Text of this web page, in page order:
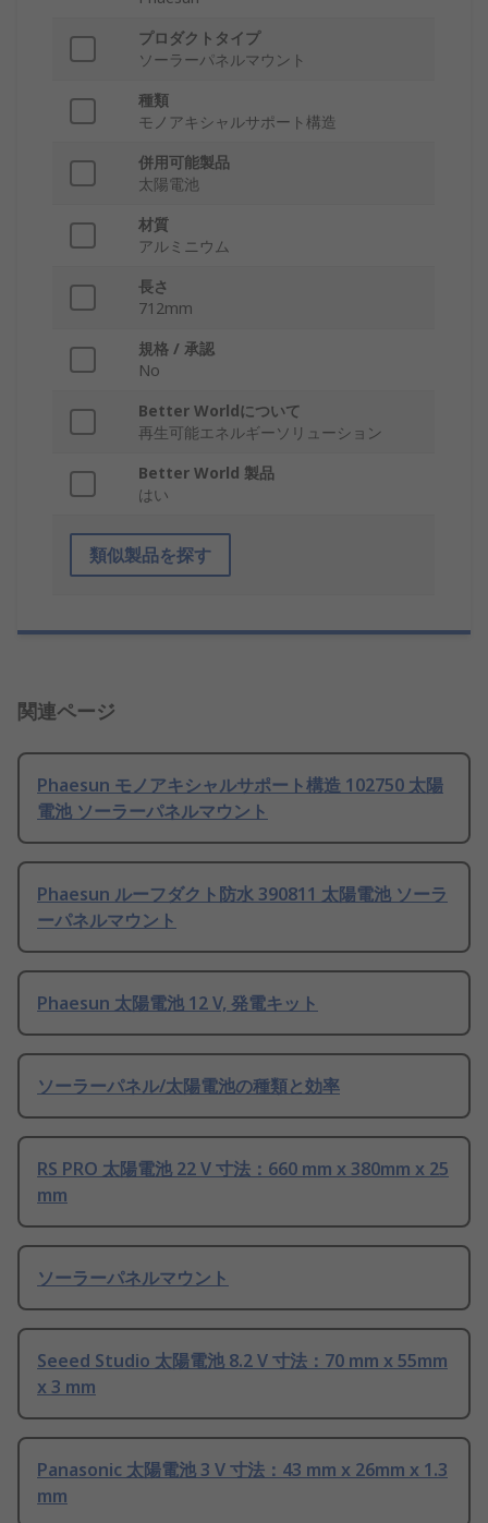
プロダクトタイプ
ソーラーパネルマウント
種類
モノアキシャルサポート構造
併用可能製品
太陽電池
材質
アルミニウム
長さ
712mm
規格 / 承認
No
Better Worldについて
再生可能エネルギーソリューション
Better World 製品
はい
類似製品を探す
関連ページ
Phaesun モノアキシャルサポート構造 102750 太陽
電池 ソーラーパネルマウント
Phaesun ルーフダクト防水 390811 太陽電池 ソーラ
ーパネルマウント
Phaesun 太陽電池 12 V, 発電キット
ソーラーパネル/太陽電池の種類と効率
RS PRO 太陽電池 22 V 寸法：660 mm x 380mm x 25
mm
ソーラーパネルマウント
Seeed Studio 太陽電池 8.2 V 寸法：70 mm x 55mm
x 3 mm
Panasonic 太陽電池 3 V 寸法：43 mm x 26mm x 1.3
mm